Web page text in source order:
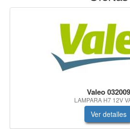
Valeo 032009
LAMPARA H7 12V
Ver detalles